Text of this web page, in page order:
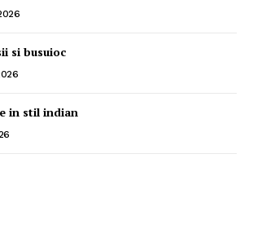
si busuioc
in stil indian